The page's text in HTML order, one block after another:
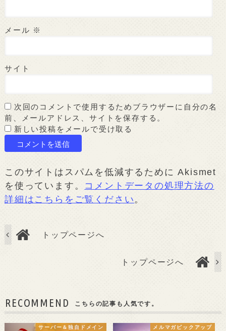
メール ※
サイト
次回のコメントで使用するためブラウザーに自分の名
前、メールアドレス、サイトを保存する。
新しい投稿をメールで受け取る
このサイトはスパムを低減するために Akismet
を使っています。 コメントデータの処理方法の
詳細はこちらをご覧ください 。
トップページへ
トップページへ
RECOMMEND こちらの記事も人気です。
サーバー＆独自ドメイン メルマガピックアップ